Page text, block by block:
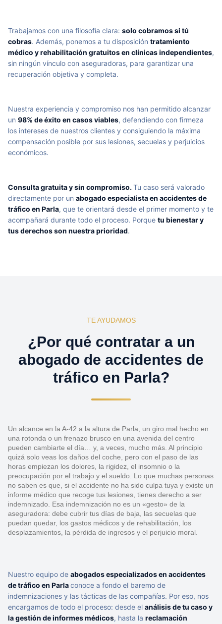
Trabajamos con una filosofía clara: solo cobramos si tú
cobras. Además, ponemos a tu disposición tratamiento
médico y rehabilitación gratuitos en clínicas independientes,
sin ningún vínculo con aseguradoras, para garantizar una
recuperación objetiva y completa.
Nuestra experiencia y compromiso nos han permitido alcanzar
un 98% de éxito en casos viables, defendiendo con firmeza
los intereses de nuestros clientes y consiguiendo la máxima
compensación posible por sus lesiones, secuelas y perjuicios
económicos.
Consulta gratuita y sin compromiso. Tu caso será valorado
directamente por un abogado especialista en accidentes de
tráfico en Parla, que te orientará desde el primer momento y te
acompañará durante todo el proceso. Porque tu bienestar y
tus derechos son nuestra prioridad.
TE AYUDAMOS
¿Por qué contratar a un
abogado de accidentes de
tráfico en Parla?
Un alcance en la A-42 a la altura de Parla, un giro mal hecho en
una rotonda o un frenazo brusco en una avenida del centro
pueden cambiarte el día… y, a veces, mucho más. Al principio
quizá solo veas los daños del coche, pero con el paso de las
horas empiezan los dolores, la rigidez, el insomnio o la
preocupación por el trabajo y el sueldo. Lo que muchas personas
no saben es que, si el accidente no ha sido culpa tuya y existe un
informe médico que recoge tus lesiones, tienes derecho a ser
indemnizado. Esa indemnización no es un «gesto» de la
aseguradora: debe cubrir tus días de baja, las secuelas que
puedan quedar, los gastos médicos y de rehabilitación, los
desplazamientos, la pérdida de ingresos y el perjuicio moral.
Nuestro equipo de abogados especializados en accidentes
de tráfico en Parlaconoce a fondo el baremo de
indemnizaciones y las tácticas de las compañías. Por eso, nos
encargamos de todo el proceso: desde el análisis de tu caso y
la gestión de informes médicos, hasta la reclamación